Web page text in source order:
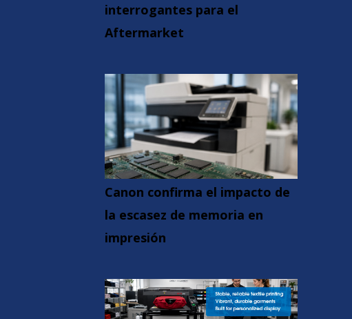
interrogantes para el
Aftermarket
Canon confirma el impacto de
la escasez de memoria en
impresión